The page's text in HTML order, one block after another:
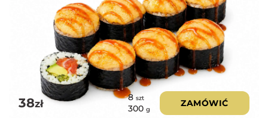
38zł
8 szt
300 g
ZAMÓWIĆ